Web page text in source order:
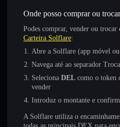
Onde posso comprar ou
Podes comprar, vender ou trocar
Carteira Solflare:
Abre a Solflare (app móvel ou
Navega até ao separador
Seleciona DEL como o token
vender
Introduz o montante e
A Solflare utiliza o